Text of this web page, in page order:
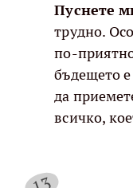
Пуснете
трудно.
по-
бъдещето
да
всичко,